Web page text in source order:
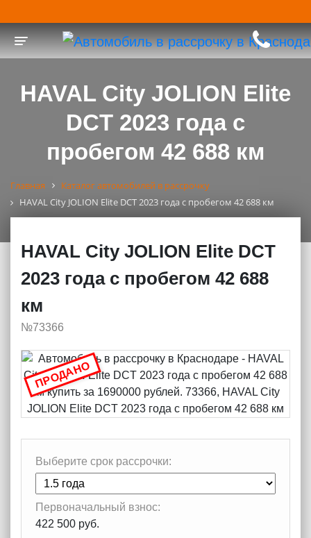
Toggle navigation
HAVAL City JOLION Elite
DCT 2023 года с
пробегом 42 688 км
Главная
Каталог автомобилей в рассрочку
HAVAL City JOLION Elite DCT 2023 года с пробегом 42 688 км
HAVAL City JOLION Elite DCT
2023 года с пробегом 42 688
км
№73366
Выберите срок рассрочки:
Первоначальный взнос:
422 500 руб.
ПРОДАНО